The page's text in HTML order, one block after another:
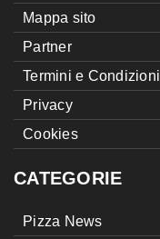
Mappa sito
Partner
Termini e Condizioni
Privacy
Cookies
CATEGORIE
Pizza News